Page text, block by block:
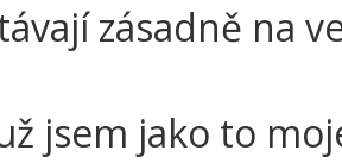
zásadně na
jsem jako to